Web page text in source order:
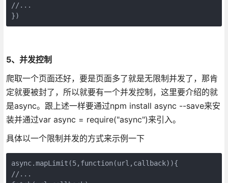
//...
})
5、并发控制
爬取一个页面还好，要是页面多了就是无限制并发了，那肯
定就要被封了，所以就要有一个并发控制，这里要介绍的就
是async。跟上述一样要通过npm install async --save来安
装并通过var async = require("async")来引入。
具体以一个限制并发的方式来示例一下
async.mapLimit(5,function(url,callback)){
//...